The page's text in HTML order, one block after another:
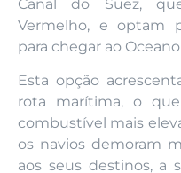
Canal do Suez,
Vermelho, e optam
para chegar ao
Esta opção
rota marítima, o
combustível mais
os navios demoram
aos seus destinos, a